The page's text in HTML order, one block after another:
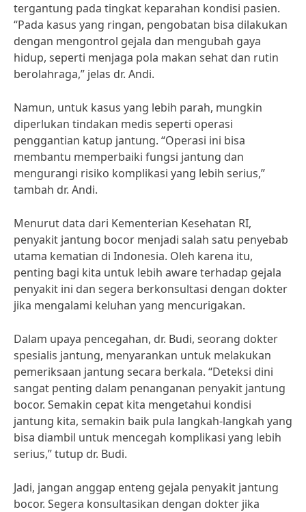
tergantung pada tingkat keparahan kondisi pasien.
“Pada kasus yang ringan, pengobatan bisa dilakukan
dengan mengontrol gejala dan mengubah gaya
hidup, seperti menjaga pola makan sehat dan rutin
berolahraga,” jelas dr. Andi.
Namun, untuk kasus yang lebih parah, mungkin
diperlukan tindakan medis seperti operasi
penggantian katup jantung. “Operasi ini bisa
membantu memperbaiki fungsi jantung dan
mengurangi risiko komplikasi yang lebih serius,”
tambah dr. Andi.
Menurut data dari Kementerian Kesehatan RI,
penyakit jantung bocor menjadi salah satu penyebab
utama kematian di Indonesia. Oleh karena itu,
penting bagi kita untuk lebih aware terhadap gejala
penyakit ini dan segera berkonsultasi dengan dokter
jika mengalami keluhan yang mencurigakan.
Dalam upaya pencegahan, dr. Budi, seorang dokter
spesialis jantung, menyarankan untuk melakukan
pemeriksaan jantung secara berkala. “Deteksi dini
sangat penting dalam penanganan penyakit jantung
bocor. Semakin cepat kita mengetahui kondisi
jantung kita, semakin baik pula langkah-langkah yang
bisa diambil untuk mencegah komplikasi yang lebih
serius,” tutup dr. Budi.
Jadi, jangan anggap enteng gejala penyakit jantung
bocor. Segera konsultasikan dengan dokter jika